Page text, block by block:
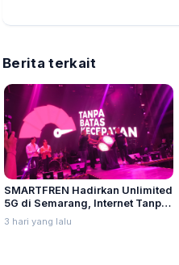
Berita terkait
SMARTFREN Hadirkan Unlimited
5G di Semarang, Internet Tanpa
Batas Kecepatan
3 hari yang lalu